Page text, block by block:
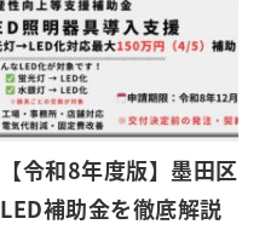
【令和8年度版】墨田区
LED補助金を徹底解説